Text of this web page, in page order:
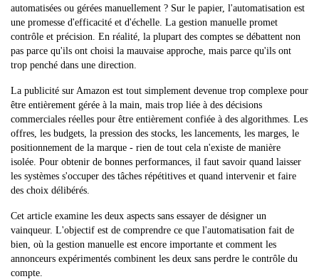
automatisées ou gérées manuellement ? Sur le papier, l'automatisation est
une promesse d'efficacité et d'échelle. La gestion manuelle promet
contrôle et précision. En réalité, la plupart des comptes se débattent non
pas parce qu'ils ont choisi la mauvaise approche, mais parce qu'ils ont
trop penché dans une direction.
La publicité sur Amazon est tout simplement devenue trop complexe pour
être entièrement gérée à la main, mais trop liée à des décisions
commerciales réelles pour être entièrement confiée à des algorithmes. Les
offres, les budgets, la pression des stocks, les lancements, les marges, le
positionnement de la marque - rien de tout cela n'existe de manière
isolée. Pour obtenir de bonnes performances, il faut savoir quand laisser
les systèmes s'occuper des tâches répétitives et quand intervenir et faire
des choix délibérés.
Cet article examine les deux aspects sans essayer de désigner un
vainqueur. L'objectif est de comprendre ce que l'automatisation fait de
bien, où la gestion manuelle est encore importante et comment les
annonceurs expérimentés combinent les deux sans perdre le contrôle du
compte.